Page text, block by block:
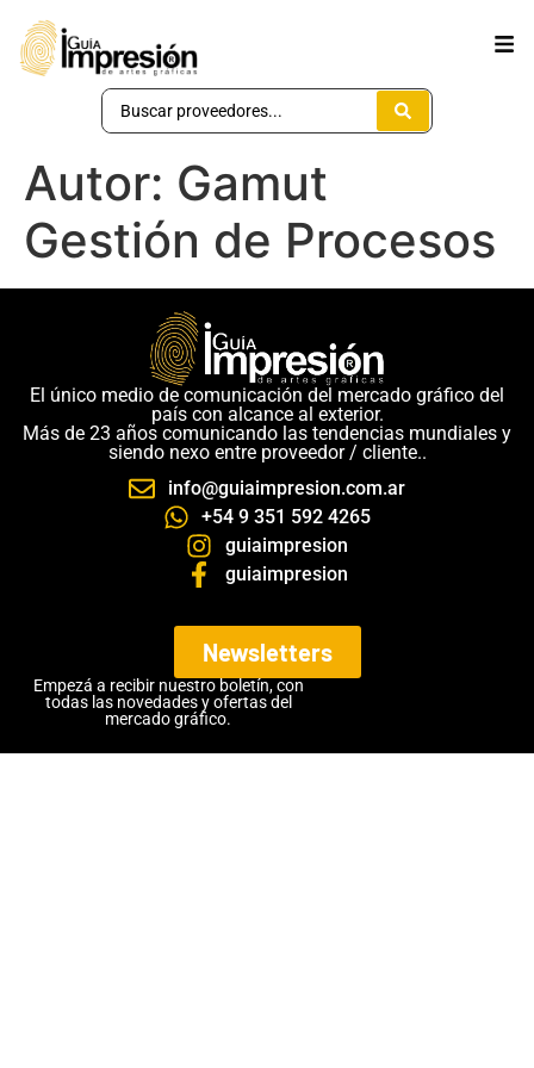
Autor: Gamut
Gestión de Procesos
El único medio de comunicación del mercado gráfico del
país con alcance al exterior.
Más de 23 años comunicando las tendencias mundiales y
siendo nexo entre proveedor / cliente..
info@guiaimpresion.com.ar
+54 9 351 592 4265
guiaimpresion
guiaimpresion
Newsletters
Empezá a recibir nuestro boletín, con
todas las novedades y ofertas del
mercado gráfico.